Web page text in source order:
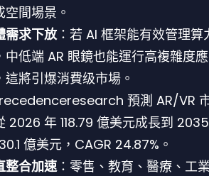
空間場景。
需求下放：若 AI 框架能有效管理算
中低端 AR 眼鏡也能運行高複雜度應
這將引爆消費级市場。
預測 AR/VR
2026 年 118.79 億美元成長到
億美元，CAGR 24.87%。
整合加速：零售、教育、醫療、工